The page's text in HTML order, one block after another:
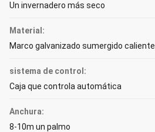
Un invernadero más seco
Material:
Marco galvanizado sumergido caliente
sistema de control:
Caja que controla automática
Anchura:
8-10m un palmo